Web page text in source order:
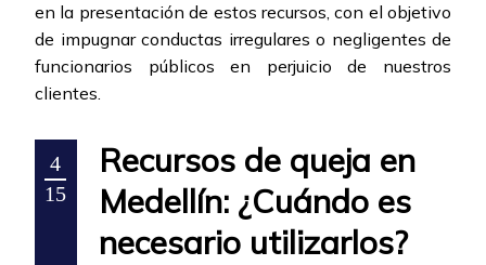
en la presentación de estos recursos, con el objetivo
de impugnar conductas irregulares o negligentes de
funcionarios públicos en perjuicio de nuestros
clientes.
4
15
Recursos de queja en
Medellín: ¿Cuándo es
necesario utilizarlos?